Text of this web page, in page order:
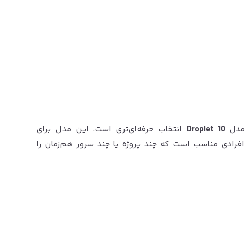
مدل 10 Droplet
انتخاب حرفه‌ای‌تری است. این مدل برای
مناسب است که چند پروژه یا چند سرور هم‌زمان را